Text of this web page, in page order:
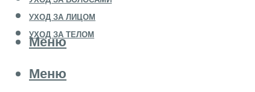
УХОД ЗА ЛИЦОМ
УХОД ЗА ТЕЛОМ
Меню
Меню